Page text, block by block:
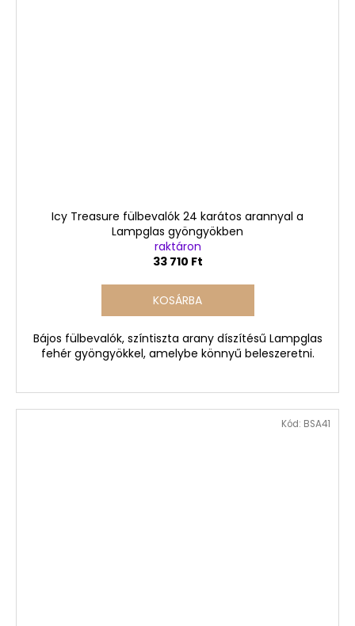
Icy Treasure fülbevalók 24 karátos arannyal a
Lampglas gyöngyökben
raktáron
33 710 Ft
KOSÁRBA
Bájos fülbevalók, színtiszta arany díszítésű Lampglas
fehér gyöngyökkel, amelybe könnyű beleszeretni.
Kód: BSA41